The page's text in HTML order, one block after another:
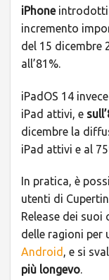
iPhoneintrodotti
incremento
del 15 dicembre
all’81%.
iPadOS 14
iPad attivi, e
dicembre la
iPad attivi e al
In pratica, è
utenti di
Release dei
delle ragioni per
Android , e si
più longevo.